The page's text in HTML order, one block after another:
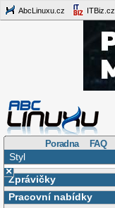
AbcLinuxu.cz ITBiz.cz
Poradna FAQ
Styl
×
Zprávičky
Pracovní nabídky